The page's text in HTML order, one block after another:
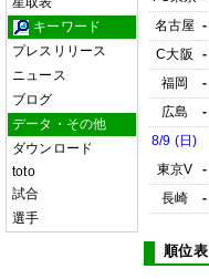
キーワード
プレスリリース
ニュース
ブログ
データ・その他
ダウンロード
toto
試合
選手
名古屋 -
C大阪
-
福岡
-
広島
-
8/9 (日)
東京V
-
長崎
-
順位表